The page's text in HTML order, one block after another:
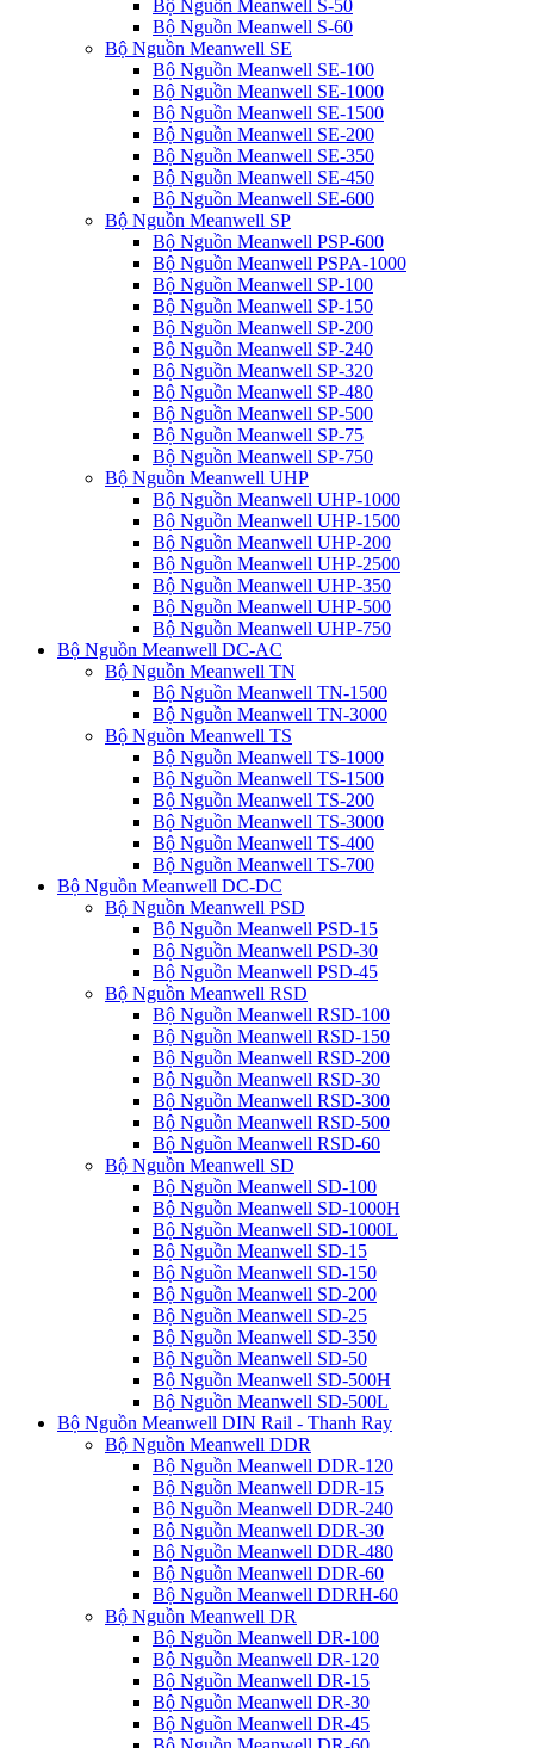
Bộ Nguồn Meanwell S-50
Bộ Nguồn Meanwell S-60
Bộ Nguồn Meanwell SE
Bộ Nguồn Meanwell SE-100
Bộ Nguồn Meanwell SE-1000
Bộ Nguồn Meanwell SE-1500
Bộ Nguồn Meanwell SE-200
Bộ Nguồn Meanwell SE-350
Bộ Nguồn Meanwell SE-450
Bộ Nguồn Meanwell SE-600
Bộ Nguồn Meanwell SP
Bộ Nguồn Meanwell PSP-600
Bộ Nguồn Meanwell PSPA-1000
Bộ Nguồn Meanwell SP-100
Bộ Nguồn Meanwell SP-150
Bộ Nguồn Meanwell SP-200
Bộ Nguồn Meanwell SP-240
Bộ Nguồn Meanwell SP-320
Bộ Nguồn Meanwell SP-480
Bộ Nguồn Meanwell SP-500
Bộ Nguồn Meanwell SP-75
Bộ Nguồn Meanwell SP-750
Bộ Nguồn Meanwell UHP
Bộ Nguồn Meanwell UHP-1000
Bộ Nguồn Meanwell UHP-1500
Bộ Nguồn Meanwell UHP-200
Bộ Nguồn Meanwell UHP-2500
Bộ Nguồn Meanwell UHP-350
Bộ Nguồn Meanwell UHP-500
Bộ Nguồn Meanwell UHP-750
Bộ Nguồn Meanwell DC-AC
Bộ Nguồn Meanwell TN
Bộ Nguồn Meanwell TN-1500
Bộ Nguồn Meanwell TN-3000
Bộ Nguồn Meanwell TS
Bộ Nguồn Meanwell TS-1000
Bộ Nguồn Meanwell TS-1500
Bộ Nguồn Meanwell TS-200
Bộ Nguồn Meanwell TS-3000
Bộ Nguồn Meanwell TS-400
Bộ Nguồn Meanwell TS-700
Bộ Nguồn Meanwell DC-DC
Bộ Nguồn Meanwell PSD
Bộ Nguồn Meanwell PSD-15
Bộ Nguồn Meanwell PSD-30
Bộ Nguồn Meanwell PSD-45
Bộ Nguồn Meanwell RSD
Bộ Nguồn Meanwell RSD-100
Bộ Nguồn Meanwell RSD-150
Bộ Nguồn Meanwell RSD-200
Bộ Nguồn Meanwell RSD-30
Bộ Nguồn Meanwell RSD-300
Bộ Nguồn Meanwell RSD-500
Bộ Nguồn Meanwell RSD-60
Bộ Nguồn Meanwell SD
Bộ Nguồn Meanwell SD-100
Bộ Nguồn Meanwell SD-1000H
Bộ Nguồn Meanwell SD-1000L
Bộ Nguồn Meanwell SD-15
Bộ Nguồn Meanwell SD-150
Bộ Nguồn Meanwell SD-200
Bộ Nguồn Meanwell SD-25
Bộ Nguồn Meanwell SD-350
Bộ Nguồn Meanwell SD-50
Bộ Nguồn Meanwell SD-500H
Bộ Nguồn Meanwell SD-500L
Bộ Nguồn Meanwell DIN Rail - Thanh Ray
Bộ Nguồn Meanwell DDR
Bộ Nguồn Meanwell DDR-120
Bộ Nguồn Meanwell DDR-15
Bộ Nguồn Meanwell DDR-240
Bộ Nguồn Meanwell DDR-30
Bộ Nguồn Meanwell DDR-480
Bộ Nguồn Meanwell DDR-60
Bộ Nguồn Meanwell DDRH-60
Bộ Nguồn Meanwell DR
Bộ Nguồn Meanwell DR-100
Bộ Nguồn Meanwell DR-120
Bộ Nguồn Meanwell DR-15
Bộ Nguồn Meanwell DR-30
Bộ Nguồn Meanwell DR-45